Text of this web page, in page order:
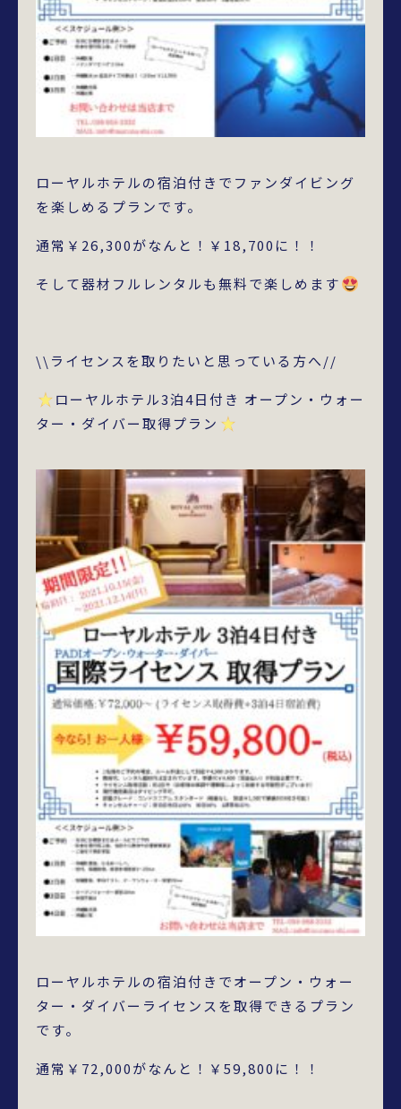
ローヤルホテルの宿泊付きでファンダイビング
を楽しめるプランです。
通常￥26,300がなんと！￥18,700に！！
そして器材フルレンタルも無料で楽しめます
\\ライセンスを取りたいと思っている方へ//
ローヤルホテル3泊4日付き オープン・ウォー
ター・ダイバー取得プラン
ローヤルホテルの宿泊付きでオープン・ウォー
ター・ダイバーライセンスを取得できるプラン
です。
通常￥72,000がなんと！￥59,800に！！